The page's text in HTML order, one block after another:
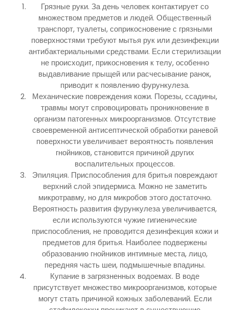
Грязные руки. За день человек контактирует со
множеством предметов и людей. Общественный
транспорт, туалеты, соприкосновение с грязными
поверхностями требуют мытья рук или дезинфекции
антибактериальными средствами. Если стерилизации
не происходит, прикосновения к телу, особенно
выдавливание прыщей или расчесывание ранок,
приводит к появлению фурункулеза.
Механические повреждения кожи. Порезы, ссадины,
травмы могут спровоцировать проникновение в
организм патогенных микроорганизмов. Отсутствие
своевременной антисептической обработки раневой
поверхности увеличивает вероятность появления
гнойников, становится причиной других
воспалительных процессов.
Эпиляция. Приспособления для бритья повреждают
верхний слой эпидермиса. Можно не заметить
микротравму, но для микробов этого достаточно.
Вероятность развития фурункулеза увеличивается,
если используются чужие гигиенические
приспособления, не проводится дезинфекция кожи и
предметов для бритья. Наиболее подвержены
образованию гнойников интимные места, лицо,
передняя часть шеи, подмышечные впадины.
Купание в загрязненных водоемах. В воде
присутствует множество микроорганизмов, которые
могут стать причиной кожных заболеваний. Если